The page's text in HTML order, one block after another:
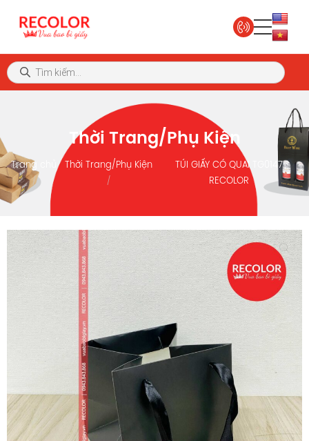
Thời Trang/Phụ Kiện
Trang chủ Thời Trang/Phụ Kiện
TÚI GIẤY CÓ QUAI TG0147
RECOLOR